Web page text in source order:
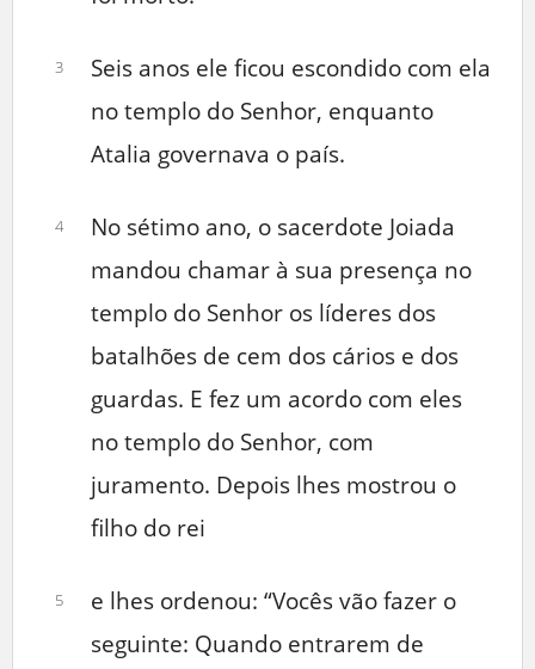
3
Seis anos ele ficou escondido com ela
no templo do Senhor, enquanto
Atalia governava o país.
4
No sétimo ano, o sacerdote Joiada
mandou chamar à sua presença no
templo do Senhor os líderes dos
batalhões de cem dos cários e dos
guardas. E fez um acordo com eles
no templo do Senhor, com
juramento. Depois lhes mostrou o
filho do rei
5
e lhes ordenou: “Vocês vão fazer o
seguinte: Quando entrarem de